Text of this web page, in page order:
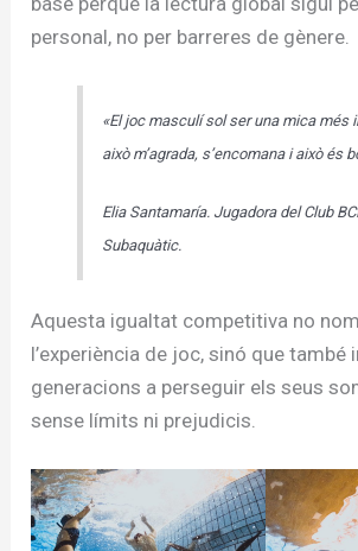
personal, no per barreres de gènere.
«El joc masculí sol ser una mica més
això m’agrada, s’encomana i això és
Elia Santamaría. Jugadora del Club
Subaquàtic.
Aquesta igualtat competitiva no
l’experiència de joc, sinó que també
generacions a perseguir els seus
sense límits ni prejudicis.